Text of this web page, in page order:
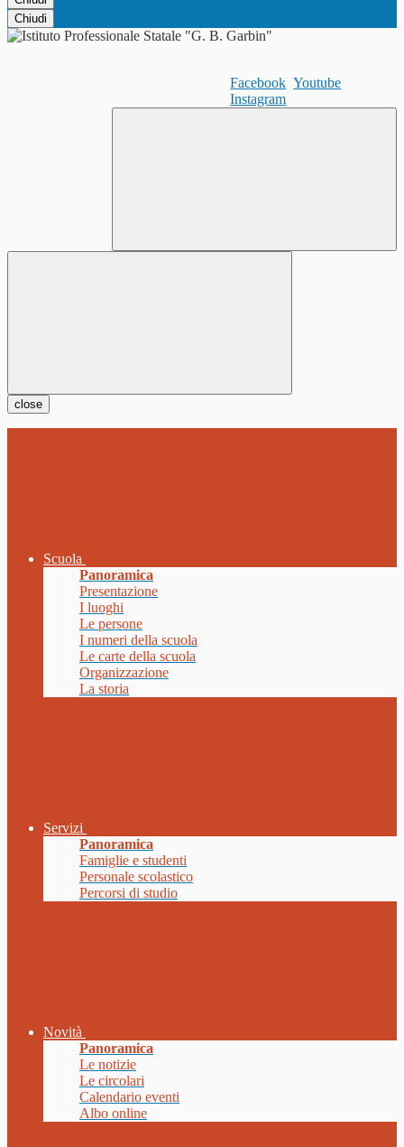
Chiudi
Facebook Youtube
Instagram
close
Scuola
Panoramica
Presentazione
I luoghi
Le persone
I numeri della scuola
Le carte della scuola
Organizzazione
La storia
Servizi
Panoramica
Famiglie e studenti
Personale scolastico
Percorsi di studio
Novità
Panoramica
Le notizie
Le circolari
Calendario eventi
Albo online